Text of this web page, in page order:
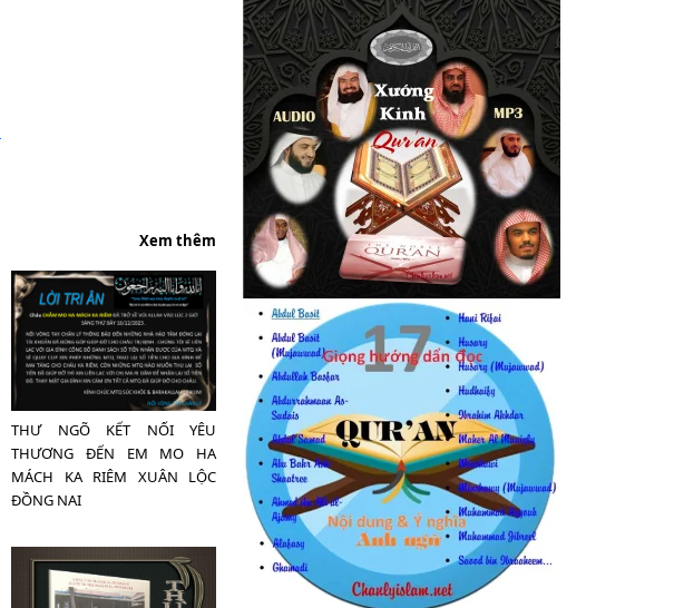
Xem thêm
THƯ NGÕ KẾT NỐI YÊU
THƯƠNG ĐẾN EM MO HA
MÁCH KA RIÊM XUÂN LỘC
ĐỒNG NAI